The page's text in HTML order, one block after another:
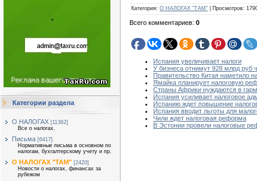
Категории раздела
О НАЛОГАХ [11362]
Все о налогах.
Письма [6417]
Нормативные письма в основном по
налогам, бухгалтерскому учету и пр.
О НАЛОГАХ "ТАМ" [2420]
Новости о налогах, финансах за
рубежом
Категория: О НАЛОГАХ "ТАМ" Просмотров:
Всего комментариев: 0
Испания увеличивает налоги
У бизнеса отнимут 928 млрд руб
Правительство Китая наметило
Ямайка планирует налоговую
Страны Африки нуждаются в
Испания усиливает налоговое
Испанию ждет повышение
Испания вводит льготы для
Чили ждет налоговая реформа
В Эстонии провели налоговые